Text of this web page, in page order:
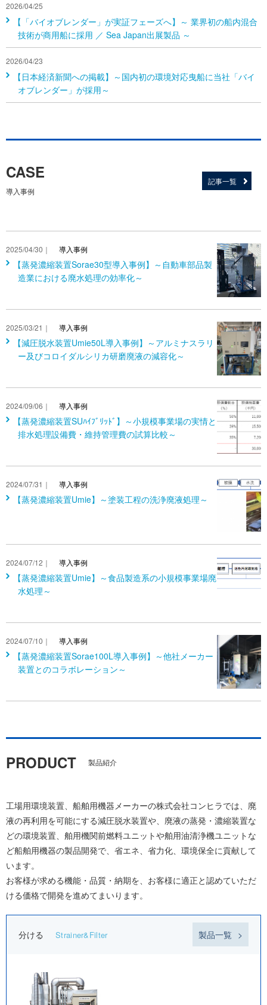
2026/04/25
【「バイオブレンダー」が実証フェーズへ】～ 業界初の船内混合
技術が商用船に採用 ／ Sea Japan出展製品 ～
2026/04/23
【日本経済新聞への掲載】～国内初の環境対応曳船に当社「バイ
オブレンダー」が採用～
CASE
導入事例
記事一覧
2025/04/30｜ 導入事例
【蒸発濃縮装置Sorae30型導入事例】～自動車部品製
造業における廃水処理の効率化～
2025/03/21｜ 導入事例
【減圧脱水装置Umie50L導入事例】～アルミナスラリ
ー及びコロイダルシリカ研磨廃液の減容化～
2024/09/06｜ 導入事例
【蒸発濃縮装置SUﾊｲﾌﾞﾘｯﾄﾞ】～小規模事業場の実情と
排水処理設備費・維持管理費の試算比較～
2024/07/31｜ 導入事例
【蒸発濃縮装置Umie】～塗装工程の洗浄廃液処理～
2024/07/12｜ 導入事例
【蒸発濃縮装置Umie】～食品製造系の小規模事業場廃
水処理～
2024/07/10｜ 導入事例
【蒸発濃縮装置Sorae100L導入事例】～他社メーカー
装置とのコラボレーション～
PRODUCT 製品紹介
工場用環境装置、船舶用機器メーカーの株式会社コンヒラでは、廃
液の再利用を可能にする減圧脱水装置や、廃液の蒸発・濃縮装置な
どの環境装置、舶用機関前燃料ユニットや舶用油清浄機ユニットな
ど船舶用機器の製品開発で、省エネ、省力化、環境保全に貢献して
います。
お客様が求める機能・品質・納期を、お客様に適正と認めていただ
ける価格で開発を進めてまいります。
分ける Strainer&Filter 製品一覧